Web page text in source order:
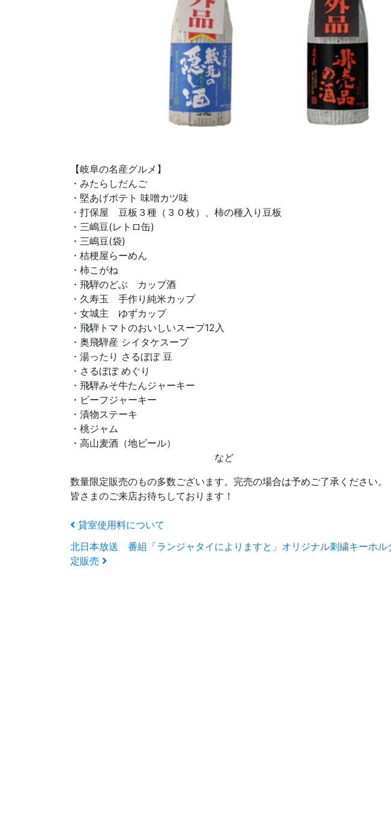
【岐阜の名産グルメ】
・みたらしだんご
・堅あげポテト 味噌カツ味
・打保屋 豆板３種（３０枚）、柿の種入り豆板
・三嶋豆(レトロ缶)
・三嶋豆(袋)
・桔梗屋らーめん
・柿こがね
・飛騨のどぶ カップ酒
・久寿玉 手作り純米カップ
・女城主 ゆずカップ
・飛騨トマトのおいしいスープ12入
・奥飛騨産 シイタケスープ
・湯ったり さるぼぼ 豆
・さるぼぼ めぐり
・飛騨みそ牛たんジャーキー
・ビーフジャーキー
・漬物ステーキ
・桃ジャム
・高山麦酒（地ビール）
など
数量限定販売のもの多数ございます。完売の場合は予めご了承ください。
皆さまのご来店お待ちしております！
貸室使用料について
北日本放送 番組「ランジャタイによりますと」オリジナル刺繍キーホ
定販売